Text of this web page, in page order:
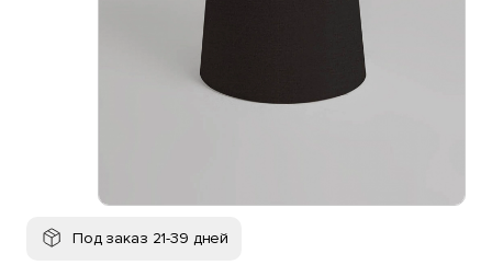
Под заказ 21-39 дней